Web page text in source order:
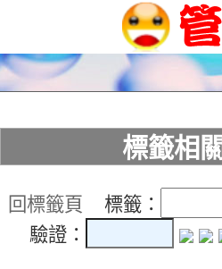
標籤相
回標籤頁 標籤：
驗證：